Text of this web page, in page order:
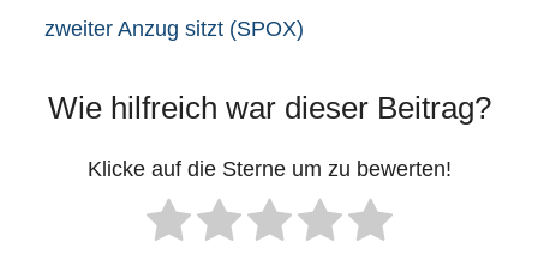
zweiter Anzug sitzt (SPOX)
Wie hilfreich war dieser Beitrag?
Klicke auf die Sterne um zu bewerten!